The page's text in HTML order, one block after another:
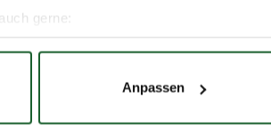
gerne:
Lage erfassen, welche bis auf
persönlichen Daten verarbeitet werden,
Anpassen